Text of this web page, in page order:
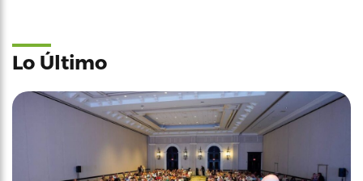
Lo Último